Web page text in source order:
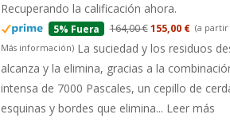
Recuperando la calificación ahora.
5% Fuera 164,00 €155,00 € (a partir
Más información) La suciedad y los residuos
alcanza y la elimina, gracias a la
intensa de 7000 Pascales, un cepillo de
esquinas y bordes que elimina... Leer más